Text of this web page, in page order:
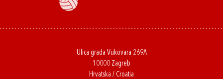
Ulica grada Vukovara 269A
10000 Zagreb
Hrvatska / Croatia